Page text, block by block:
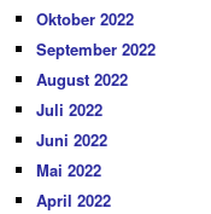
Oktober 2022
September 2022
August 2022
Juli 2022
Juni 2022
Mai 2022
April 2022